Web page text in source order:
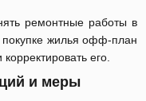
ремонтные работы в
покупке жилья oфф-план
его.
и меры